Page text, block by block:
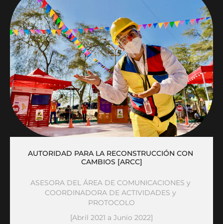
AUTORIDAD PARA LA RECONSTRUCCIÓN CON
CAMBIOS [ARCC]
ASESORA DEL ÁREA DE COMUNICACIONES y
COORDINADORA DE ACTIVIDADES y
PROTOCOLO
[Abril 2021 a Junio 2022]